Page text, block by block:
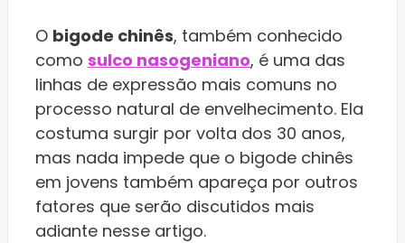
O bigode chinês, também conhecido
como sulco nasogeniano, é uma das
linhas de expressão mais comuns no
processo natural de envelhecimento. Ela
costuma surgir por volta dos 30 anos,
mas nada impede que o bigode chinês
em jovens também apareça por outros
fatores que serão discutidos mais
adiante nesse artigo.